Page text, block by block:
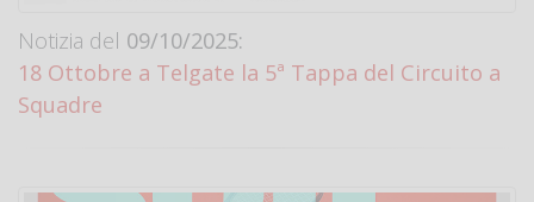
Notizia del 09/10/2025:
18 Ottobre a Telgate la 5ª Tappa del Circuito a
Squadre